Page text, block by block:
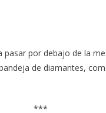
por debajo de la
de diamantes,
***